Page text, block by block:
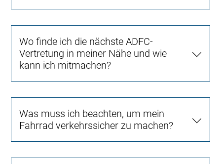
Wo finde ich die nächste ADFC-
Vertretung in meiner Nähe und wie
kann ich mitmachen?
Was muss ich beachten, um mein
Fahrrad verkehrssicher zu machen?